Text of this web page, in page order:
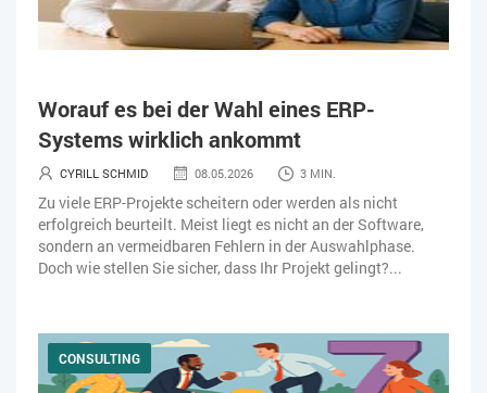
Worauf es bei der Wahl eines ERP-
Systems wirklich ankommt
CYRILL SCHMID 08.05.2026 3 MIN.
Zu viele ERP-Projekte scheitern oder werden als nicht
erfolgreich beurteilt. Meist liegt es nicht an der Software,
sondern an vermeidbaren Fehlern in der Auswahlphase.
Doch wie stellen Sie sicher, dass Ihr Projekt gelingt?...
CONSULTING